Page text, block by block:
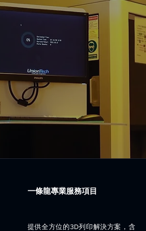
一條龍專業服務項目
提供全方位的3D列印解決方案，含